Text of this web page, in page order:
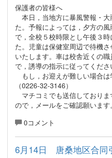
保護者の皆様へ
本日，当地方に暴風警報・
た。予報によっては，夕方の
で，全校５校時限とし午後３
た。児童は保健室周辺で待機
いたします。車は校舎近くの
で，誘導の指示に従ってくださ
もし，お迎えが難しい場合は
（0226-32-3146）
マチコミでも送信しており
ので，メールをご確認願います。
0コメント
6月14日 唐桑地区合同